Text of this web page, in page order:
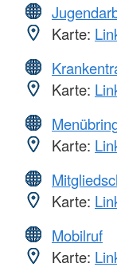
Karte:
Karte:
Karte:
Karte:
Mobilruf
Karte: